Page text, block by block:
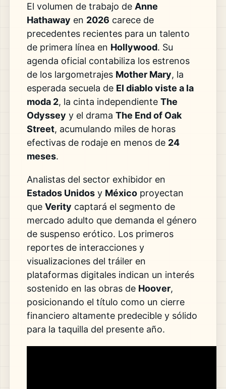
El volumen de trabajo de Anne
Hathaway en 2026 carece de
precedentes recientes para un talento
de primera línea en Hollywood. Su
agenda oficial contabiliza los estrenos
de los largometrajes Mother Mary, la
esperada secuela de El diablo viste a la
moda 2, la cinta independiente The
Odyssey y el drama The End of Oak
Street, acumulando miles de horas
efectivas de rodaje en menos de 24
meses.
Analistas del sector exhibidor en
Estados Unidosy Méxicoproyectan
que Verity captará el segmento de
mercado adulto que demanda el género
de suspenso erótico. Los primeros
reportes de interacciones y
visualizaciones del tráiler en
plataformas digitales indican un interés
sostenido en las obras de Hoover,
posicionando el título como un cierre
financiero altamente predecible y sólido
para la taquilla del presente año.